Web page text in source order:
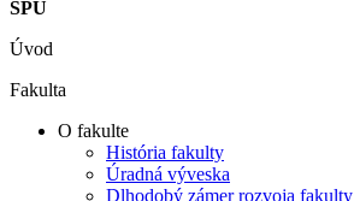
SPU
Úvod
Fakulta
O fakulte
História fakulty
Úradná výveska
Dlhodobý zámer rozvoja fakulty